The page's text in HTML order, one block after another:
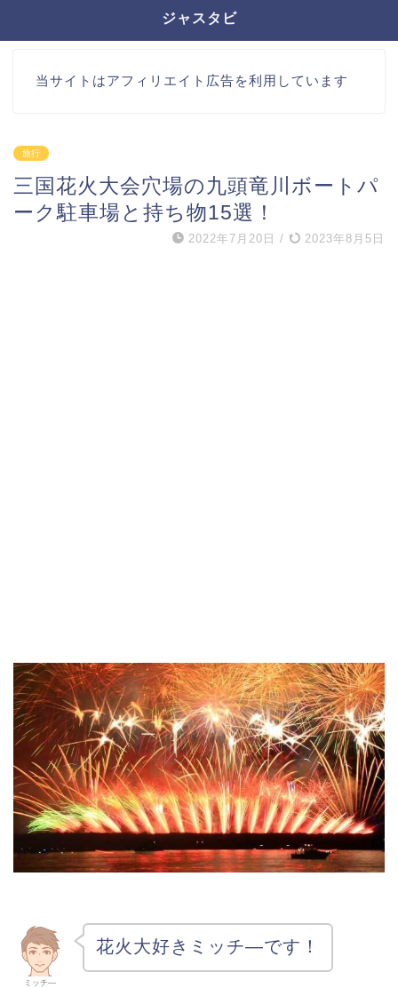
ジャスタビ
当サイトはアフィリエイト広告を利用しています
旅行
三国花火大会穴場の九頭竜川ボートパ
ーク駐車場と持ち物15選！
2022年7月20日 / 2023年8月5日
ミッチ―
花火大好きミッチ―です！